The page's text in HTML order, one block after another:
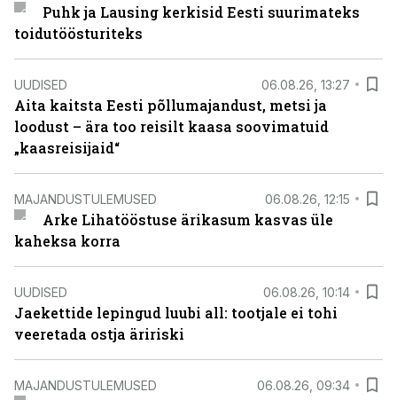
Puhk ja Lausing kerkisid Eesti suurimateks
toidutöösturiteks
UUDISED 06.08.26, 13:27
Aita kaitsta Eesti põllumajandust, metsi ja
loodust – ära too reisilt kaasa soovimatuid
„kaasreisijaid“
MAJANDUSTULEMUSED 06.08.26, 12:15
Arke Lihatööstuse ärikasum kasvas üle
kaheksa korra
UUDISED 06.08.26, 10:14
Jaekettide lepingud luubi all: tootjale ei tohi
veeretada ostja äririski
MAJANDUSTULEMUSED 06.08.26, 09:34